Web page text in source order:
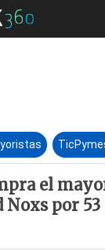
Westcon
el
Noxs por